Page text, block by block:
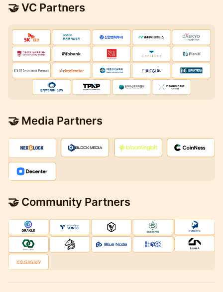
🤝 VC Partners
🤝 Media Partners
🤝 Community Partners